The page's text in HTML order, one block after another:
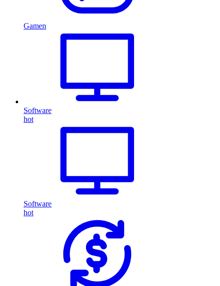
Gamen
Software
hot
Software
hot